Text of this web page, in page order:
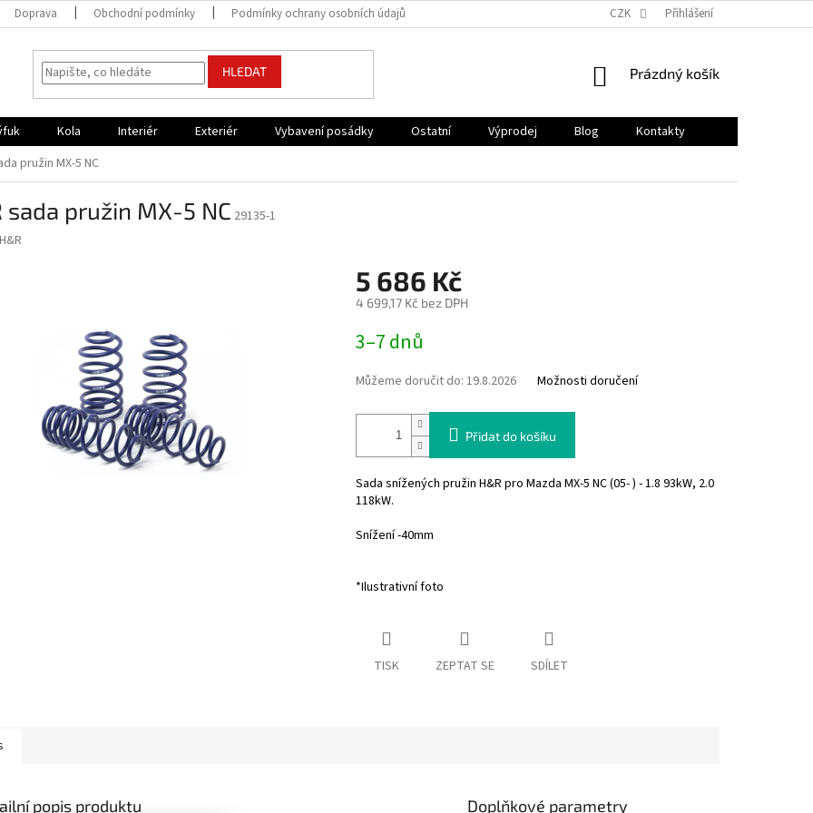
Doprava Obchodní podmínky Podmínky ochrany osobních údajů CZK Přihlášení
HLEDAT
NÁKUPNÍ
Prázdný košík
Kola Interiér Exteriér Vybavení posádky Ostatní Výprodej Blog
Kontakty
pružin MX-5 NC
sada pružin MX-5 NC 29135-1
H&R
5 686 Kč
4 699,17 Kč bez DPH
cena:
3–7 dnů
Můžeme doručit do: 19.8.2026 Možnosti doručení
Přidat do košíku
Sada snížených pružin H&R pro Mazda MX-5 NC (05- ) - 1.8 93kW, 2.0
118kW.
Snížení -40mm
*Ilustrativní foto
TISK ZEPTAT SE SDÍLET
popis produktu Doplňkové parametry